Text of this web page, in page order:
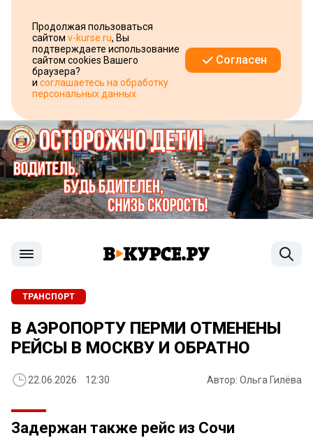
Продолжая пользоваться
сайтом v-kurse.ru, Вы
подтверждаете использование
сайтом cookies Вашего
браузера?
и соглашаетесь на обработку
персональных данных
Согласен
ТРАНСПОРТ
В АЭРОПОРТУ ПЕРМИ ОТМЕНЕНЫ
РЕЙСЫ В МОСКВУ И ОБРАТНО
22.06.2026 12:30 Автор: Ольга Гилёва
Задержан также рейс из Сочи